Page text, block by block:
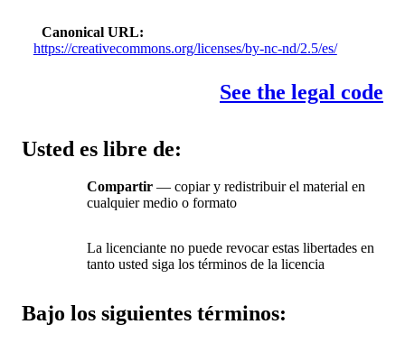
Canonical URL
https://creativecommons.org/licenses/by-nc-nd/2.5/es/
See the legal code
Usted es libre de:
Compartir — copiar y redistribuir el material en
cualquier medio o formato
La licenciante no puede revocar estas libertades en
tanto usted siga los términos de la licencia
Bajo los siguientes términos: